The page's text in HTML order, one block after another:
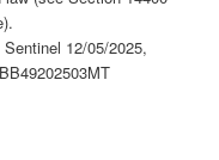
12/05/2025,